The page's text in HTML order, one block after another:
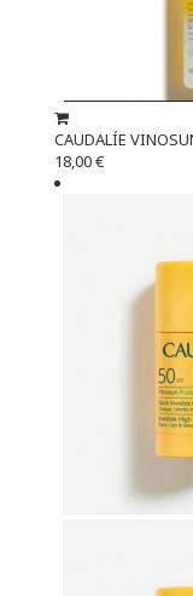
CAUDALÍE
18,00 €